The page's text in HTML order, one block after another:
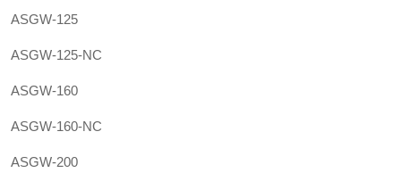
ASGW-125
ASGW-125-NC
ASGW-160
ASGW-160-NC
ASGW-200